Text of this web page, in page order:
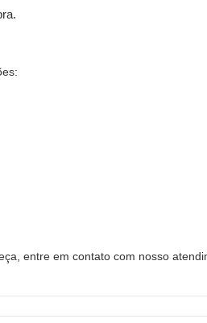
entre em contato com nosso